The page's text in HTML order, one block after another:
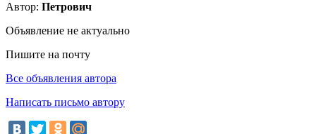
Автор: Петрович
Объявление не актуально
Пишите на почту
Все объявления автора
Написать письмо автору